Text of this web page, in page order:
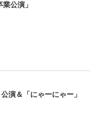
公演」
演＆「にゃーにゃー」